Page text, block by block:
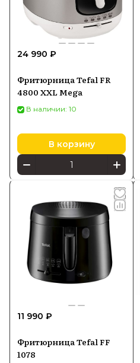
24 990 ₽
Фритюрница Tefal FR
4800 XXL Mega
В наличии: 10
В корзину
11 990 ₽
Фритюрница Tefal FF
1078